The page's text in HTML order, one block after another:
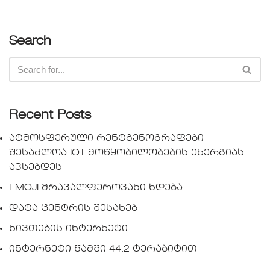
Search
Recent Posts
ატმოსფერული რენტგენოგრაფები
შესაძლოა IOT მოწყობილობების ენერგიას
ავსებდეს
EMOJI მრავალფეროვანი ხდება
დატა ცენტრის შესახებ
ნივთების ინტერნეტი
ინტერნეტი წამში 44.2 ტერაბიტით